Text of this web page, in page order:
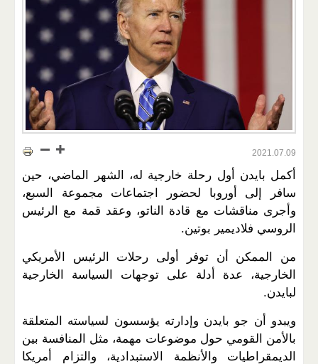
2021.07.09
أكمل بايدن أول رحلة خارجية له، الشهر الماضي، حين
سافر إلى أوروبا لحضور اجتماعات مجموعة السبع،
وأجرى مناقشات مع قادة الناتو، وعقد قمة مع الرئيس
الروسي فلاديمير بوتين.
من الممكن أن توفر أولى رحلات الرئيس الأمريكي
الخارجية، عدة أدلة على توجهات السياسة الخارجية
لبايدن.
ويبدو أن جو بايدن وإدارته يؤسسون لسياسته المتعلقة
بالأمن القومي حول موضوعات مهمة، مثل المنافسة بين
الديمقراطيات والأنظمة الاستبدادية، والتزام أمريكا